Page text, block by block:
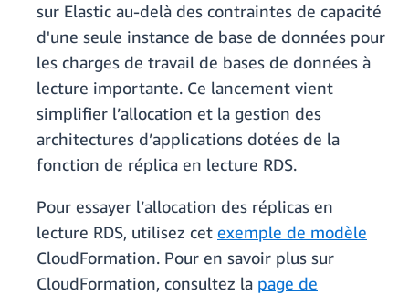
sur Elastic au-delà des contraintes de capacité
d'une seule instance de base de données pour
les charges de travail de bases de données à
lecture importante. Ce lancement vient
simplifier l’allocation et la gestion des
architectures d’applications dotées de la
fonction de réplica en lecture RDS.
Pour essayer l’allocation des réplicas en
lecture RDS, utilisez cet exemple de modèle
CloudFormation. Pour en savoir plus sur
CloudFormation, consultez la page de